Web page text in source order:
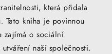
která přidala
Tato kniha je povinnou
zajímá o sociální
naší společnosti.